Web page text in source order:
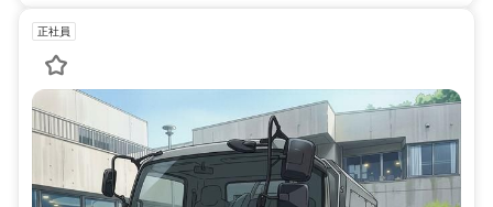
正社員